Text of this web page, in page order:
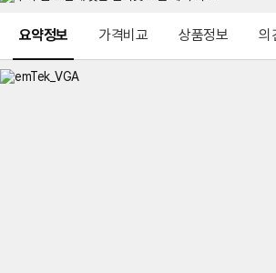
요약정보 가격비교 상품정보 의